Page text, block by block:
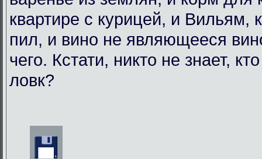
квартире с курицей, и Вильям,
пил, и вино не являющееся
чего. Кстати, никто не знает,
ловк?